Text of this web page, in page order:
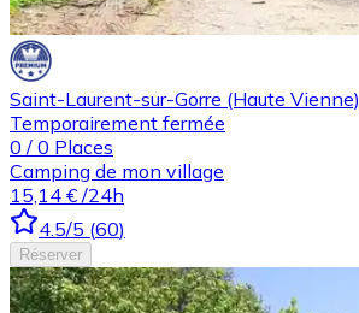
Saint-Laurent-sur-Gorre (Haute Vienne)
Temporairement fermée
0 / 0 Places
Camping de mon village
15,14 € /24h
4.5/5 (60)
Réserver